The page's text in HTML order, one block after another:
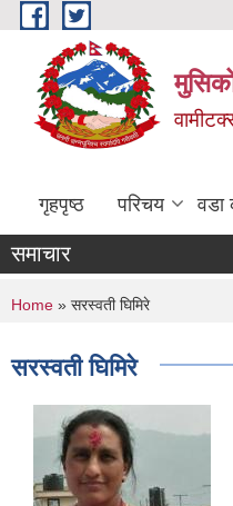
Skip to main content
गृहपृष्ठ परिचय वडा
समाचार
You are here
Home » सरस्वती घिमिरे
सरस्वती घिमिरे